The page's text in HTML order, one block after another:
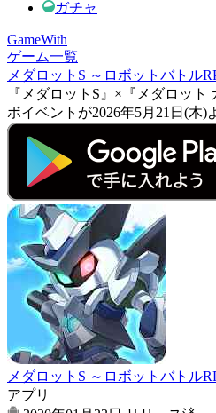
ガチャ
GameWith
ゲーム一覧
メダロットS ～ロボットバトル
『メダロットS』×『メダロッ
ボイベントが2026年5月21日(木)
メダロットS ～ロボットバトル
アプリ